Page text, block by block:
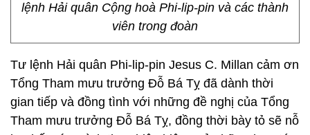
lệnh Hải quân Cộng hoà Phi-lip-pin và các thành
viên trong đoàn
Tư lệnh Hải quân Phi-lip-pin Jesus C. Millan cảm ơn
Tổng Tham mưu trưởng Đỗ Bá Tỵ đã dành thời
gian tiếp và đồng tình với những đề nghị của Tổng
Tham mưu trưởng Đỗ Bá Tỵ, đồng thời bày tỏ sẽ nỗ